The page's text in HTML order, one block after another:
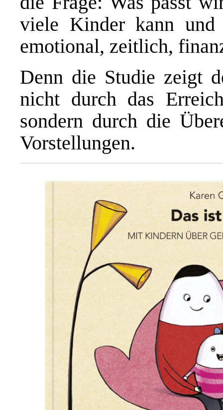
viele Kinder kann
emotional, zeitlich,
Denn die Studie zeigt
nicht durch das
sondern durch die
Vorstellungen.